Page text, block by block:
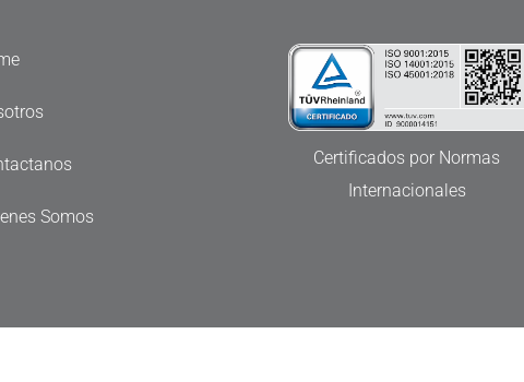
Somos
Certificados por Normas
Internacionales